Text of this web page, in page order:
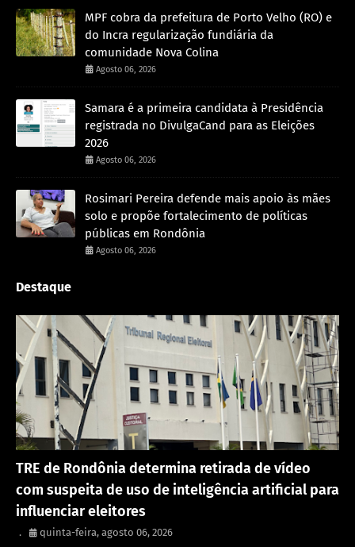
MPF cobra da prefeitura de Porto Velho (RO) e
do Incra regularização fundiária da
comunidade Nova Colina
Agosto 06, 2026
Samara é a primeira candidata à Presidência
registrada no DivulgaCand para as Eleições
2026
Agosto 06, 2026
Rosimari Pereira defende mais apoio às mães
solo e propõe fortalecimento de políticas
públicas em Rondônia
Agosto 06, 2026
Destaque
TRE de Rondônia determina retirada de vídeo
com suspeita de uso de inteligência artificial para
influenciar eleitores
. quinta-feira, agosto 06, 2026